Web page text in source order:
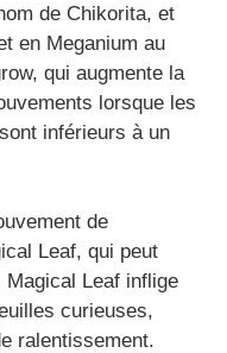
de Chikorita, et
en Meganium au
qui augmente la
lorsque les
inférieurs à un
de
Leaf, qui peut
Leaf inflige
curieuses,
ralentissement.